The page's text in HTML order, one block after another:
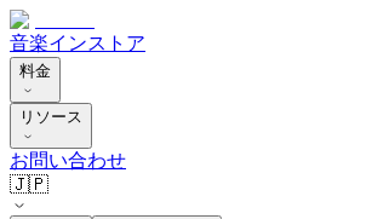
音楽インストア
料金
リソース
お問い合わせ
🇯🇵